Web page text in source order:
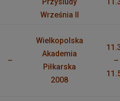
Września II
–
Wielkopolska
Akademia
Piłkarska
2008
–